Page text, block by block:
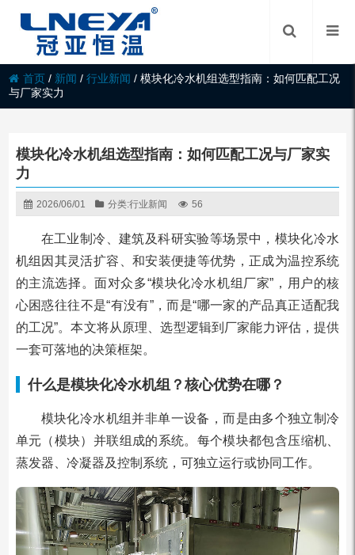
首页 / 新闻 /行业新闻 /模块化冷水机组选型指南：如何匹配工况
与厂家实力
模块化冷水机组选型指南：如何匹配工况与厂家实
力
2026/06/01 分类:行业新闻 56
在工业制冷、建筑及科研实验等场景中，模块化冷水
机组因其灵活扩容、和安装便捷等优势，正成为温控系统
的主流选择。面对众多“模块化冷水机组厂家”，用户的核
心困惑往往不是“有没有”，而是“哪一家的产品真正适配我
的工况”。本文将从原理、选型逻辑到厂家能力评估，提供
一套可落地的决策框架。
什么是模块化冷水机组？核心优势在哪？
模块化冷水机组并非单一设备，而是由多个独立制冷
单元（模块）并联组成的系统。每个模块都包含压缩机、
蒸发器、冷凝器及控制系统，可独立运行或协同工作。